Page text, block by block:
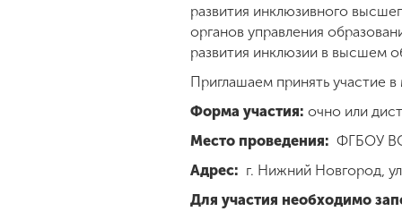
развития инклюзивного
органов управления
развития инклюзии в высшем
Приглашаем принять участие
Форма участия: очно или
Место проведения: ФГБОУ ВО
Адрес: г. Нижний Новгород,
Для участия необходимо